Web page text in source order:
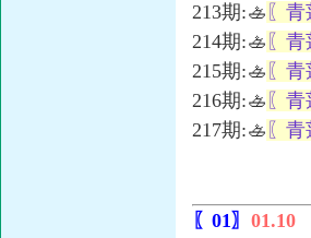
213期:🚣 〖青
214期:🚣 〖青
215期:🚣 〖青
216期:🚣 〖青
217期:🚣 〖青
〖01〗 01.10